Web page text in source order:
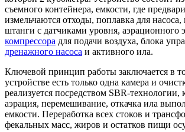
съемного контейнера, емкости, где
измельчаются отходы, поплавка для
штанги с датчиками уровня, аэрационного
компрессора для подачи воздуха, блока
дренажного насоса и активного ила.
Ключевой принцип работы заключается в
устройстве есть только одна камера и
реализуется посредством SBR-технологии,
аэрация, перемешивание, откачка ила
емкости. Переработка всех стоков и
фекальных масс, жиров и остатков пищи